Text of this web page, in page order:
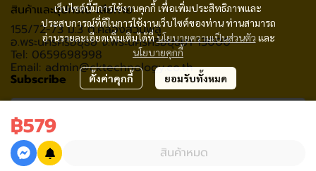
฿579
สินค้าหมด
เว็บไซต์นี้มีการใช้งานคุกกี้ เพื่อเพิ่มประสิทธิภาพและ
ประสบการณ์ที่ดีในการใช้งานเว็บไซต์ของท่าน ท่านสามารถ
อ่านรายละเอียดเพิ่มเติมได้ที่นโยบายความเป็นส่วนตัว และ
นโยบายคุกกี้
ตั้งค่าคุกกี้ ยอมรับทั้งหมด
สินค้าและอุปกรณ์ เสียหาย
155/72-73 ม.3 ต.คลองสวนพลู
อ.พระนครศรีอยุธย จ.พระนครศรีอยุธยา 13000
Tel: 0659698998
Email: admin@cktechnology.co.th
Subscribe
รับข่าวสาร